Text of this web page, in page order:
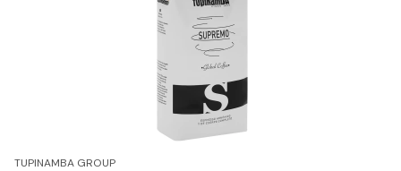
TUPINAMBA GROUP